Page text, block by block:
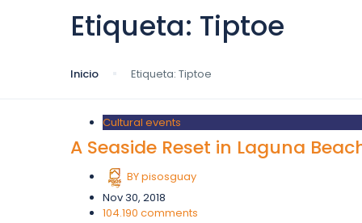
Etiqueta: Tiptoe
Inicio Etiqueta: Tiptoe
Cultural events
A Seaside Reset in Laguna
BYpisosguay
Nov 30, 2018
104.190 comments